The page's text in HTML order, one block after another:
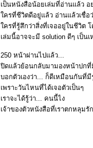
เป็นหนังสือน้อยเล่มที่อ่านแล้ว
ครที่ชีวิตดีอยู่แล้ว อ่านแล้วเชื่อ
ครที่รู้สึกว่าสิ่งที่เจออยู่ในชีวิต
เล่มนี้อาจจะมี solution ดีๆ เป็
250 หน้าผ่านไปแล้ว...
ปิดแล้วย้อนกลับมามองหน้าปก
บอกตัวเองว่า... ก็ดีเหมือนกันที่
เพราะวันไหนที่ได้เจอตัวเป็นๆ
เราจะได้รู้ว่า... คนนี้ไง
เจ้าของตัวหนังสือที่เราตกหลุมรั